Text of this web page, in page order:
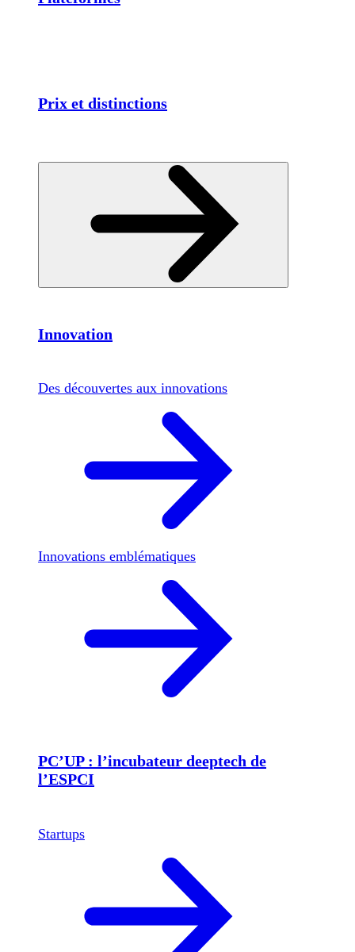
Prix et distinctions
Innovation
Des découvertes aux innovations
Innovations emblématiques
PC’UP : l’incubateur deeptech de
l’ESPCI
Startups